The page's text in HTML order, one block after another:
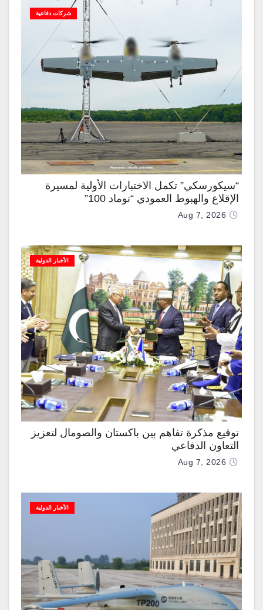
شركات دفاعية
“سيكورسكي” تكمل الاختبارات الأولية لمسيرة
الإقلاع والهبوط العمودي “نوماد 100”
Aug 7, 2026
الأخبار الدولية
توقيع مذكرة تفاهم بين باكستان والصومال لتعزيز
التعاون الدفاعي
Aug 7, 2026
الأخبار الدولية